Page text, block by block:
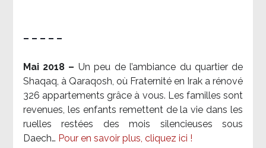
– – – – –
Mai 2018 – Un peu de l’ambiance du quartier de
Shaqaq, à Qaraqosh, où Fraternité en Irak a rénové
326 appartements grâce à vous. Les familles sont
revenues, les enfants remettent de la vie dans les
ruelles restées des mois silencieuses sous
Daech… Pour en savoir plus, cliquez ici !